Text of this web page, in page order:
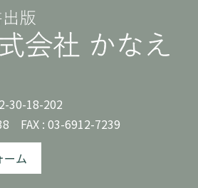
30-18-202
FAX : 03-6912-7239
ーム